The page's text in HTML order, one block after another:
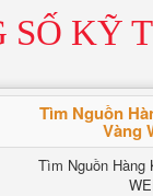
SỐ KỸ
Tìm Nguồn
Vàng
Tìm Nguồn Hàng